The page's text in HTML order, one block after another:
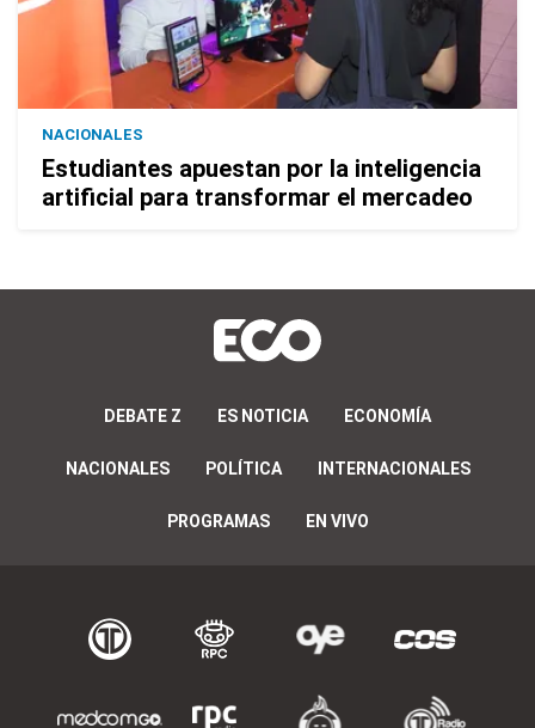
NACIONALES
Estudiantes apuestan por la inteligencia
artificial para transformar el mercadeo
DEBATE Z ES NOTICIA ECONOMÍA
NACIONALES POLÍTICA INTERNACIONALES
PROGRAMAS EN VIVO